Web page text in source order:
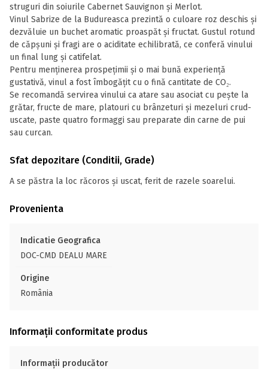
struguri din soiurile Cabernet Sauvignon și Merlot.
Vinul Sabrize de la Budureasca prezintă o culoare roz deschis și
dezvăluie un buchet aromatic proaspăt și fructat. Gustul rotund
de căpșuni și fragi are o aciditate echilibrată, ce conferă vinului
un final lung și catifelat.
Pentru menținerea prospețimii și o mai bună experiență
gustativă, vinul a fost îmbogățit cu o fină cantitate de CO₂.
Se recomandă servirea vinului ca atare sau asociat cu pește la
grătar, fructe de mare, platouri cu brânzeturi și mezeluri crud-
uscate, paste quatro formaggi sau preparate din carne de pui
sau curcan.
Sfat depozitare (Conditii, Grade)
A se păstra la loc răcoros și uscat, ferit de razele soarelui.
Provenienta
Indicatie Geografica
DOC-CMD DEALU MARE
Origine
România
Informații conformitate produs
Informații producător